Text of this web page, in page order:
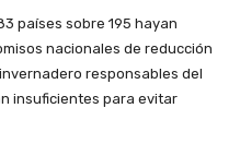
países sobre 195 hayan
nacionales de reducción
responsables del
insuficientes para evitar